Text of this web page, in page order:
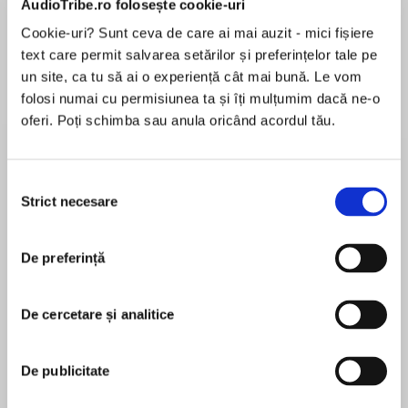
AudioTribe.ro folosește cookie-uri
Cookie-uri? Sunt ceva de care ai mai auzit - mici fișiere
text care permit salvarea setărilor și preferințelor tale pe
un site, ca tu să ai o experiență cât mai bună. Le vom
folosi numai cu permisiunea ta și îți mulțumim dacă ne-o
oferi. Poți schimba sau anula oricând acordul tău.
consimțământului
Strict necesare
De preferință
De cercetare și analitice
De publicitate
Desprecarte
A princess in need of a husband.
A rake not in want of a wife.
is sent to England to learn from Queen Victoria
also be matched with a suitable husband. But
headstrong Justine is not one to be influenced,
roguish bachelor William, Lord Douglas is sent to
pentru această carte
Julia London is a New York Times and USA Today